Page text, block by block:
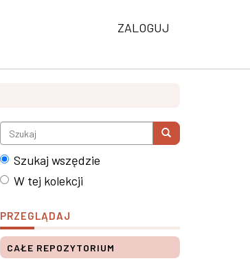
ZALOGUJ
Szukaj wszędzie
W tej kolekcji
PRZEGLĄDAJ
CAŁE REPOZYTORIUM